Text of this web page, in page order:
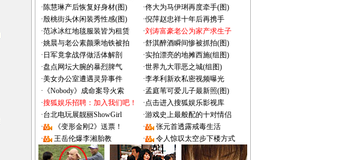
·陈慧琳产后恢复好身材(图) ·佟大为马伊琍再度牵手(图)
·殷桃街头休闲装秀性感(图) ·倪萍赵忠祥十年后再携手
·范冰冰红地毯服装皆为租赁 ·刘涛富豪老公为家产求生子
·姚晨与老公素颜乘地铁被拍 ·舒淇醉酒瞬间惨被抓拍(图)
· 日军竟拿战俘做活体解剖 ·实拍漂亮的地摊西施(组图)
·盘点网坛大腕的暴烈脾气 ·世界九大罪恶之城(组图)
·美女办公室遭遇灵异事件 ·李孝利新欢私密视频曝光
· 《Nobody》成命案导火索 ·孟庭苇可爱儿子最新照(图)
·搜狐娱乐招聘：加入我们吧！ ·点击进入搜狐娱乐影视库
·台北电玩展靓丽ShowGirl ·游戏史上最般配的十对情侣
·
《变形金刚2》送票！ ·
张元首透露戒毒生活
·
王岳伦爆李湘胎教 · 令人惊叹太空步下楼方式